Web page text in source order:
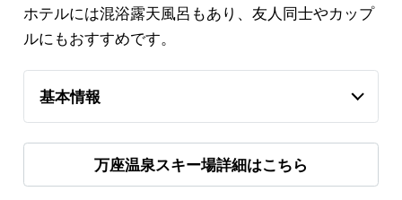
ホテルには混浴露天風呂もあり、友人同士やカップ
ルにもおすすめです。
基本情報
万座温泉スキー場詳細はこちら